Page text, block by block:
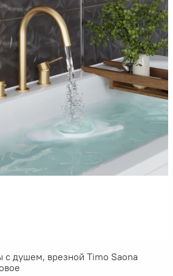
с душем, врезной Timo Saona